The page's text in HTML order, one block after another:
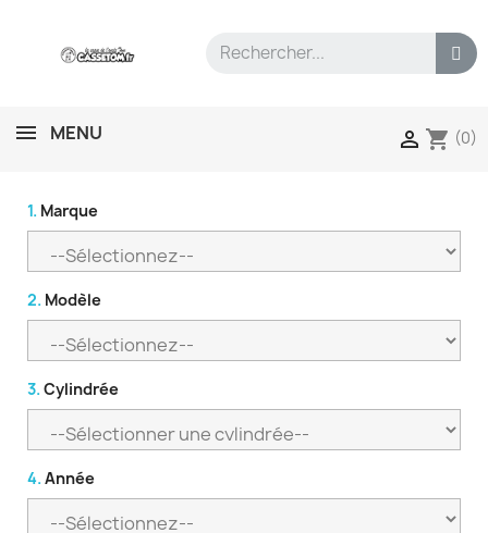
MENU  shopping_cart (0)
1. Marque
2. Modèle
3. Cylindrée
4. Année